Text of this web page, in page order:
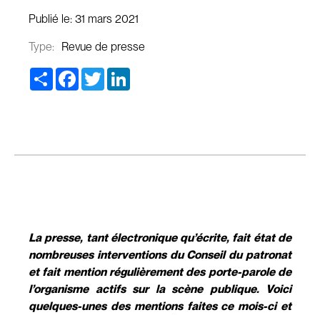
Publié le: 31 mars 2021
Type: Revue de presse
Share Facebook
Twitter
La presse, tant électronique qu’écrite, fait état de
nombreuses interventions du Conseil du patronat
et fait mention régulièrement des porte-parole de
l’organisme actifs sur la scène publique. Voici
quelques-unes des mentions faites ce mois-ci et